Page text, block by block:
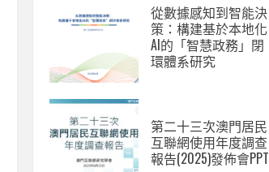
從數據感知到智能決
策：構建基於本地化
AI的「智慧政務」閉
環體系研究
第二十三次澳門居民
互聯網使用年度調查
報告(2025)發佈會PPT